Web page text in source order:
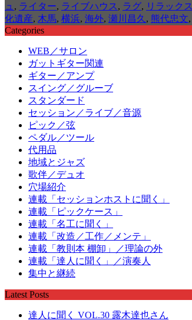
ュ , ライター, ライブハウス , ラグ, リラックス
化遺産, 木馬, 横浜, 海外, 瀬川昌久 , 熊代忠文,
Categories
WEB／サロン
ガットギター関連
ギター／アンプ
スイング／グルーブ
スタンダード
セッション／ライブ／音源
ピック／弦
ペダル／ツール
代用品
地域とジャズ
歌伴／デュオ
穴場紹介
連載「セッションホストに聞く」
連載「ピックケース」
連載「名工に聞く」
連載「改造／工作／メンテ」
連載「教則本 棚卸」／理論の外
連載「達人に聞く」／演奏人
集中と継続
Latest Posts
達人に聞く VOL.30 露木達也さん